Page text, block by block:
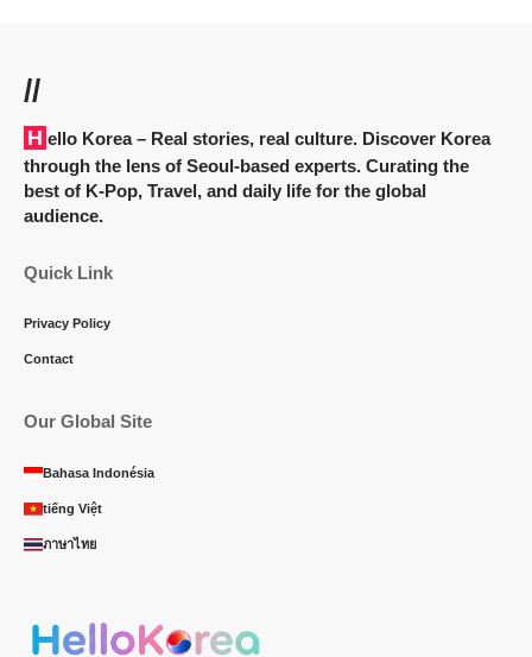
//
Hello Korea– Real stories, real culture. Discover Korea
through the lens of Seoul-based experts. Curating the
best of K-Pop, Travel, and daily life for the global
audience.
Quick Link
Privacy Policy
Contact
Our Global Site
Bahasa Indonésia
tiếng Việt
ภาษาไทย